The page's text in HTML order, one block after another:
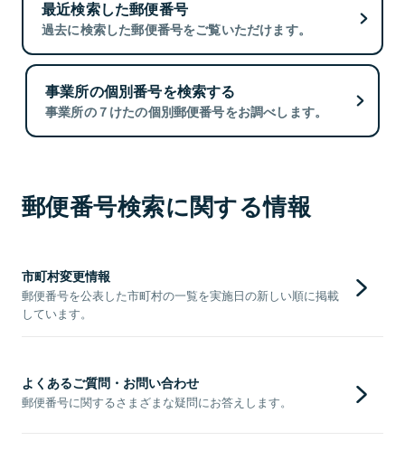
最近検索した郵便番号
過去に検索した郵便番号をご覧いただけます。
事業所の個別番号を検索する
事業所の７けたの個別郵便番号をお調べします。
郵便番号検索に関する情報
市町村変更情報
郵便番号を公表した市町村の一覧を実施日の新しい順に掲載
しています。
よくあるご質問・お問い合わせ
郵便番号に関するさまざまな疑問にお答えします。